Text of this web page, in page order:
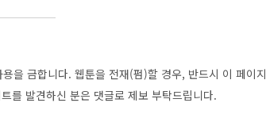
을 금합니다. 웹툰을 전재(펌)할 경우, 반드시 이 페이지
를 발견하신 분은 댓글로 제보 부탁드립니다.